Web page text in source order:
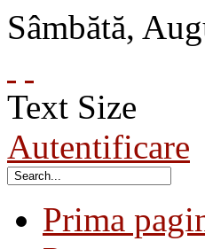
Sâmbătă,
Text Size
Autentificare
Prima